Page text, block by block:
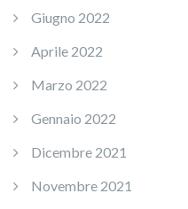
Giugno 2022
Aprile 2022
Marzo 2022
Gennaio 2022
Dicembre 2021
Novembre 2021